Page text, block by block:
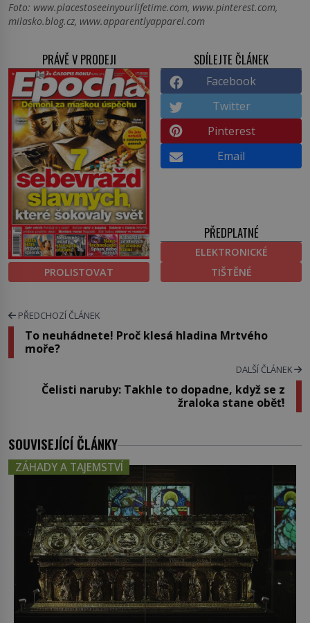
Foto: www.placestoseeinyourlifetime.com, www.pinterest.com,
milasko.blog.cz, www.apparentlyapparel.com
PRÁVĚ V PRODEJI
PROLISTOVAT
SDÍLEJTE ČLÁNEK
Facebook
Twitter
Pinterest
Email
PŘEDPLATNÉ
ELEKTRONICKÉ
TIŠTĚNÉ
PŘEDCHOZÍ ČLÁNEK
To neuhádnete! Proč klesá hladina Mrtvého
moře?
DALŠÍ ČLÁNEK
Čelisti naruby: Takhle to dopadne, když se z
žraloka stane oběť!
SOUVISEJÍCÍ ČLÁNKY
ZÁHADY A TAJEMSTVÍ